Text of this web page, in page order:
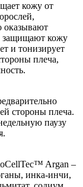
кожу от
оказывают
защищают кожу
и тонизирует
плеча,
стороны плеча.
паузу
Argan –
инка-инчи,